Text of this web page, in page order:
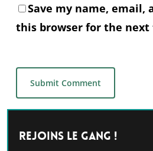
Save my name, email,
this browser for the
Rejoins le GANG !